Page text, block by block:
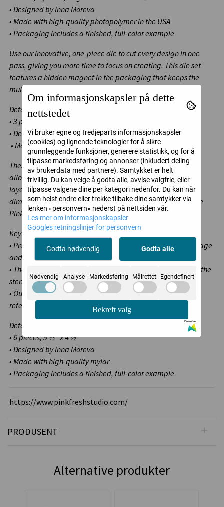
• Designed by Inna Moreva
• Made with high-quality photopolymer in the USA
• Packaging includes a finished, full-color example
Use our innovative, one-piece die to cut every design in one
pass, giving you more time to focus on creating. This die set
features a hidden magnet in the packaging that keeps the
multiple die pieces securely in place.
Details:
• 3 pieces, largest flower 2 ¾” x 2 ½”
• Designed by Inna Moreva
• Made of high-quality steel
These coordinating stencils will make you feel like an artist,
allowing you to quickly and easily color in the images. The
layered design makes it simple to add beautiful depth and
dimension to the Floral Daydream florals using your favorite
Pinkfresh Studio inks.
Key Features:
• Precision-cut designs align perfectly with the stamped image
and feature crisp, clean stencil openings.
• The product name and registration marks are etched into the
stencil for easy identification and alignment.
• Our layering stencils are numbered, providing an easy
reference for the order in which to stencil them.
Details:
• 6 pieces, 5 ½” x 4 ½”
• Designed by Inna Moreva
• Made with high-quality mylar
• Packaging includes a finished, full-color example
https://www.pinkfreshstudio.com/
PRODUSENT
Alternative produkter
Om informasjonskapsler på dette
nettstedet
Vi bruker egne og tredjeparts informasjonskapsler
(cookies) og lignende teknologier for å sikre
grunnleggende funksjoner, generere statistikk, og for å
tilpasse markedsføring og annonser (inkludert deling
av brukerdata med partnere). Samtykket er helt
frivillig. Du kan velge å godta alle, avvise valgfrie, eller
tilpasse valgene dine per kategori nedenfor. Du kan når
som helst endre eller trekke tilbake dine samtykker via
lenken «personvern» nederst på nettsiden vår.
Les mer om informasjonskapsler
Googles retningslinjer for personvern
Godta nødvendig Godta alle
Nødvendig Analyse Markedsføring Målrettet Egendefinert
Bekreft valg
Drevet av